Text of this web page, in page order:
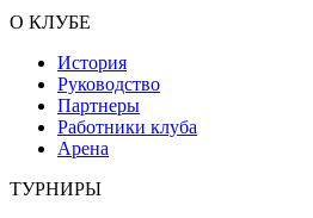
О КЛУБЕ
История
Руководство
Партнеры
Работники клуба
Арена
ТУРНИРЫ